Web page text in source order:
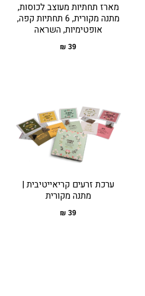
מארז תחתיות מעוצב לכוסות,
מתנה מקורית, 6 תחתיות קפה,
אופטימיות, השראה
39
₪
ערכת זרעים קריאייטיבית |
מתנה מקורית
39
₪